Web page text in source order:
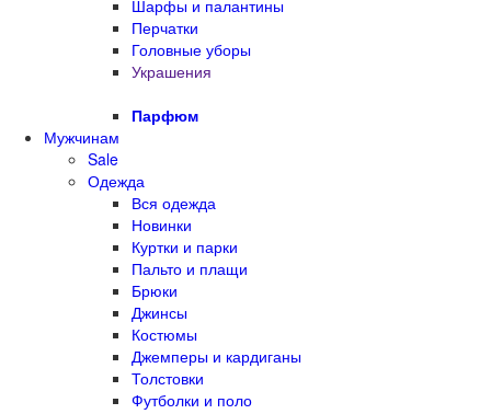
Шарфы и палантины
Перчатки
Головные уборы
Украшения
Парфюм
Мужчинам
Sale
Одежда
Вся одежда
Новинки
Куртки и парки
Пальто и плащи
Брюки
Джинсы
Костюмы
Джемперы и кардиганы
Толстовки
Футболки и поло